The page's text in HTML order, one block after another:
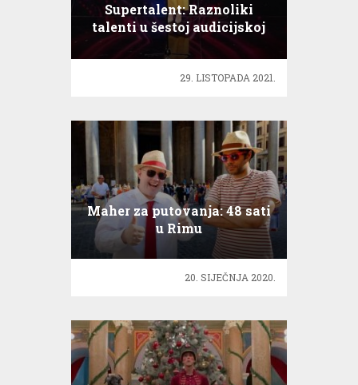
Supertalent: Raznoliki
talenti u šestoj audicijskoj
epizodi
29. LISTOPADA 2021.
Maher za putovanja: 48 sati
u Rimu
20. SIJEČNJA 2020.